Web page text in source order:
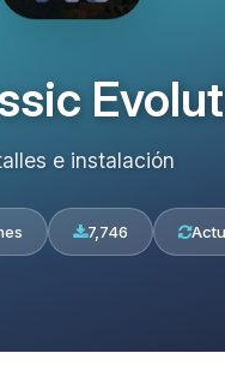
e instalación
7,746